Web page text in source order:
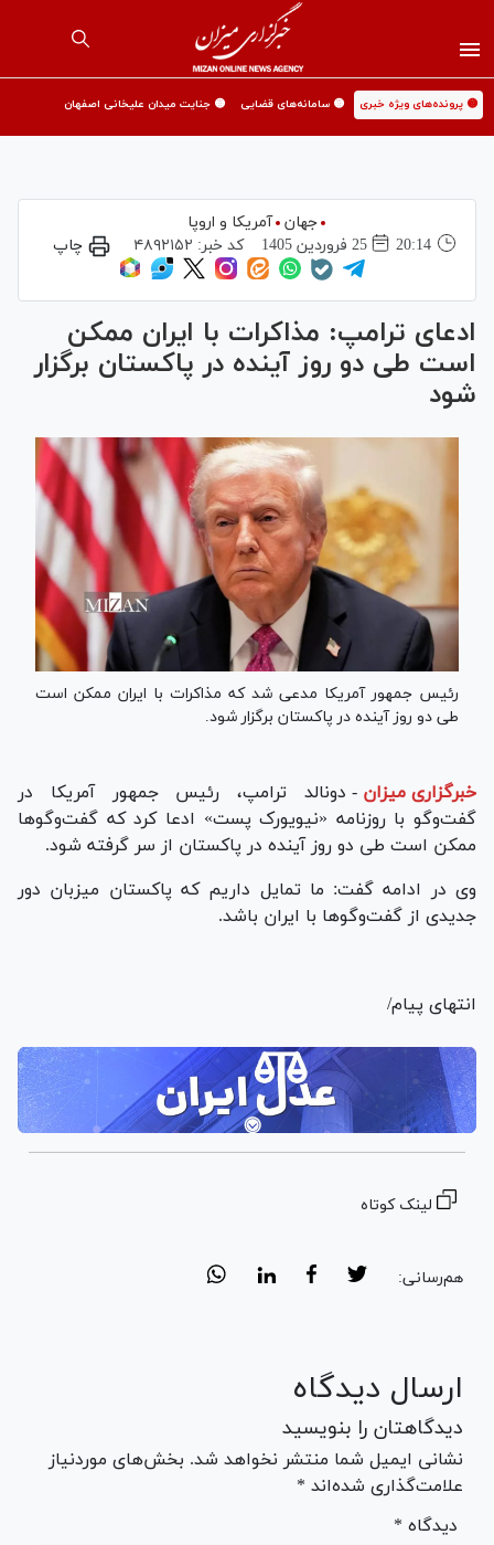
🟡 پرونده‌های ویژه خبری 🟡 سامانه‌های قضایی 🟡 جنایت میدان علیخانی اصفهان
جهان
آمریکا و اروپا
20:14
25 فروردين 1405 کد خبر: ۴۸۹۲۱۵۲ چاپ
ادعای ترامپ: مذاکرات با ایران ممکن
است طی دو روز آینده در پاکستان برگزار
شود
رئیس جمهور آمریکا مدعی شد که مذاکرات با ایران ممکن است
طی دو روز آینده در پاکستان برگزار شود.
خبرگزاری میزان - دونالد ترامپ، رئیس جمهور آمریکا در
گفت‌و‌گو با روزنامه «نیویورک پست» ادعا کرد که گفت‌و‌گو‌ها
ممکن است طی دو روز آینده در پاکستان از سر گرفته شود.
وی در ادامه گفت: ما تمایل داریم که پاکستان میزبان دور
جدیدی از گفت‌و‌گو‌ها با ایران باشد.
انتهای پیام/
لینک کوتاه
هم‌رسانی:
ارسال دیدگاه
دیدگاهتان را بنویسید
نشانی ایمیل شما منتشر نخواهد شد. بخش‌های موردنیاز
علامت‌گذاری شده‌اند *
* دیدگاه